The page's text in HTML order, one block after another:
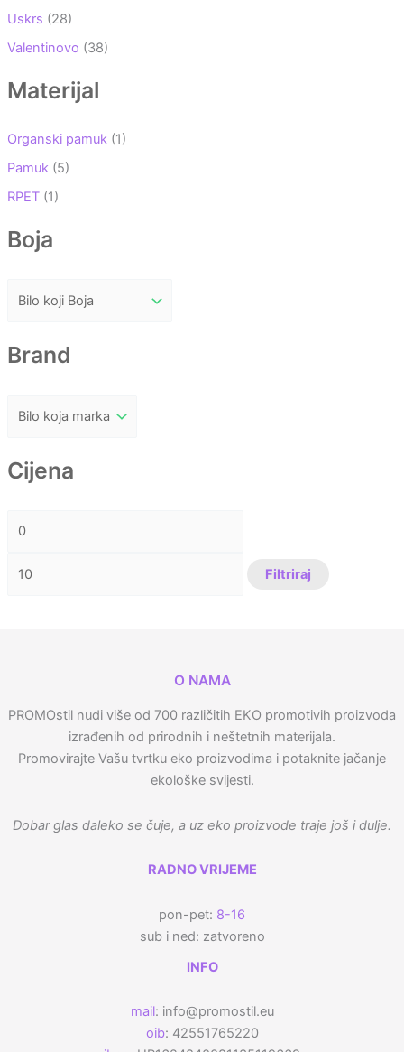
Uskrs (28)
Valentinovo (38)
Materijal
Organski pamuk (1)
Pamuk (5)
RPET (1)
Boja
Brand
Cijena
Filtriraj
O NAMA
PROMOstil nudi više od 700 različitih EKO promotivih proizvoda
izrađenih od prirodnih i neštetnih materijala.
Promovirajte Vašu tvrtku eko proizvodima i potaknite jačanje
ekološke svijesti.
Dobar glas daleko se čuje, a uz eko proizvode traje još i dulje.
RADNO VRIJEME
pon-pet: 8-16
sub i ned: zatvoreno
INFO
mail: info@promostil.eu
oib: 42551765220